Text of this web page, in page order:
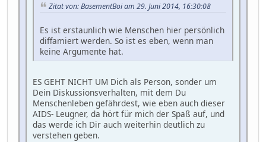
Zitat von: BasementBoi am 29. Juni 2014, 16:30:08
Es ist erstaunlich wie Menschen hier persönlich
diffamiert werden. So ist es eben, wenn man
keine Argumente hat.
ES GEHT NICHT UM Dich als Person, sonder um
Dein Diskussionsverhalten, mit dem Du
Menschenleben gefährdest, wie eben auch dieser
AIDS- Leugner, da hört für mich der Spaß auf, und
das werde ich Dir auch weiterhin deutlich zu
verstehen geben.